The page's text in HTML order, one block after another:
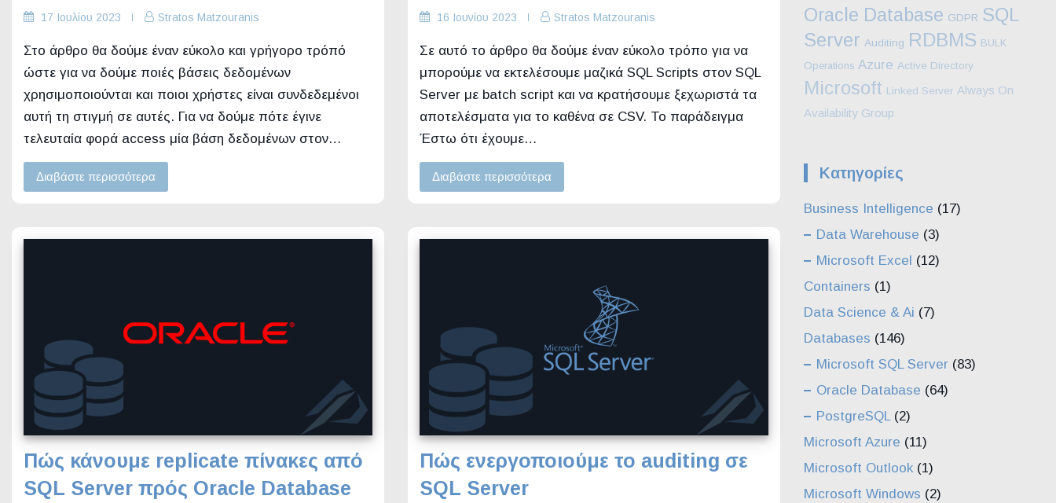
17 Ιουλίου 2023 Stratos Matzouranis
Στο άρθρο θα δούμε έναν εύκολο και γρήγορο τρόπό
ώστε για να δούμε ποιές βάσεις δεδομένων
χρησιμοποιούνται και ποιοι χρήστες είναι συνδεδεμένοι
αυτή τη στιγμή σε αυτές. Για να δούμε πότε έγινε
τελευταία φορά access μία βάση δεδομένων στον…
Διαβάστε περισσότερα
16 Ιουνίου 2023 Stratos Matzouranis
Σε αυτό το άρθρο θα δούμε έναν εύκολο τρόπο για να
μπορούμε να εκτελέσουμε μαζικά SQL Scripts στον SQL
Server με batch script και να κρατήσουμε ξεχωριστά τα
αποτελέσματα για το καθένα σε CSV. Το παράδειγμα
Έστω ότι έχουμε…
Διαβάστε περισσότερα
Πώς κάνουμε replicate πίνακες από
SQL Server πρός Oracle Database
Πώς ενεργοποιούμε το auditing σε
SQL Server
Oracle Database GDPR SQL
Server Auditing RDBMS BULK
Operations Azure Active Directory
Microsoft Linked Server Always On
Availability Group
Kατηγορίες
Business Intelligence (17)
Data Warehouse (3)
Microsoft Excel (12)
Containers (1)
Data Science & Ai (7)
Databases (146)
Microsoft SQL Server (83)
Oracle Database (64)
PostgreSQL(2)
Microsoft Azure (11)
Microsoft Outlook (1)
Microsoft Windows (2)